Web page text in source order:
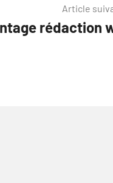
Article
rédaction